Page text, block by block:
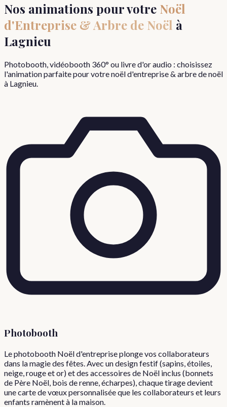
Nos animations pour votre Noël
d'Entreprise & Arbre de Noël à
Lagnieu
Photobooth, vidéobooth 360° ou livre d'or audio : choisissez
l'animation parfaite pour votrenoël d'entreprise & arbre de noël
à Lagnieu.
Photobooth
Le photobooth Noël d'entreprise plonge vos collaborateurs
dans la magie des fêtes. Avec un design festif (sapins, étoiles,
neige, rouge et or) et des accessoires de Noël inclus (bonnets
de Père Noël, bois de renne, écharpes), chaque tirage devient
une carte de vœux personnalisée que les collaborateurs et leurs
enfants ramènent à la maison.